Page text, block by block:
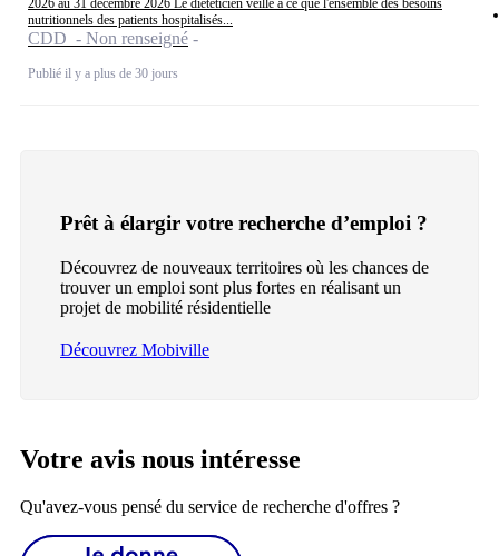
2026 au 31 décembre 2026 Le diététicien veille à ce que l'ensemble des besoins
nutritionnels des patients hospitalisés...
CDD - Non renseigné
Publié il y a plus de 30 jours
Prêt à élargir votre recherche d’emploi ?
Découvrez de nouveaux territoires où les chances de
trouver un emploi sont plus fortes en réalisant un
projet de mobilité résidentielle
Découvrez Mobiville
Votre avis nous intéresse
Qu'avez-vous pensé du service de recherche d'offres ?